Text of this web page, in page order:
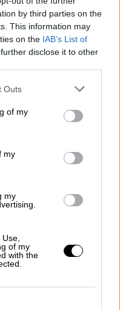
by third parties on the
This information may
on the IAB’s List of
disclose it to other
Outs
of my
my
my
of my
with the
restricciones de
se quiere frenar la
de “970
Ministerio de Sanidad
test de antígenos